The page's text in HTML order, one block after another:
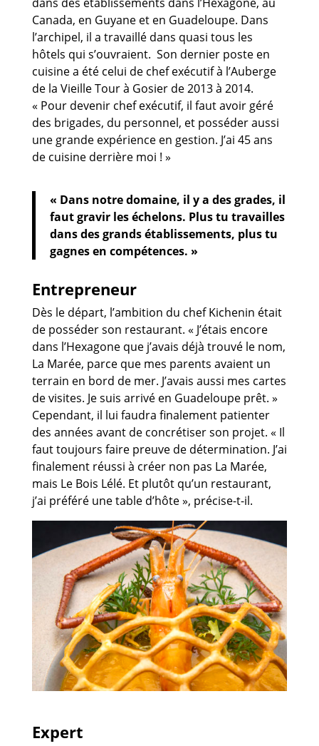
Canada, en Guyane et en Guadeloupe. Dans
l’archipel, il a travaillé dans quasi tous les
hôtels qui s’ouvraient. Son dernier poste en
cuisine a été celui de chef exécutif à l’Auberge
de la Vieille Tour à Gosier de 2013 à 2014.
« Pour devenir chef exécutif, il faut avoir géré
des brigades, du personnel, et posséder aussi
une grande expérience en gestion. J’ai 45 ans
de cuisine derrière moi ! »
« Dans notre domaine, il y a des grades, il
faut gravir les échelons. Plus tu travailles
dans des grands établissements, plus tu
gagnes en compétences. »
Entrepreneur
Dès le départ, l’ambition du chef Kichenin était
de posséder son restaurant. « J’étais encore
dans l’Hexagone que j’avais déjà trouvé le nom,
La Marée, parce que mes parents avaient un
terrain en bord de mer. J’avais aussi mes cartes
de visites. Je suis arrivé en Guadeloupe prêt. »
Cependant, il lui faudra finalement patienter
des années avant de concrétiser son projet. « Il
faut toujours faire preuve de détermination. J’ai
finalement réussi à créer non pas La Marée,
mais Le Bois Lélé. Et plutôt qu’un restaurant,
j’ai préféré une table d’hôte », précise-t-il.
Expert